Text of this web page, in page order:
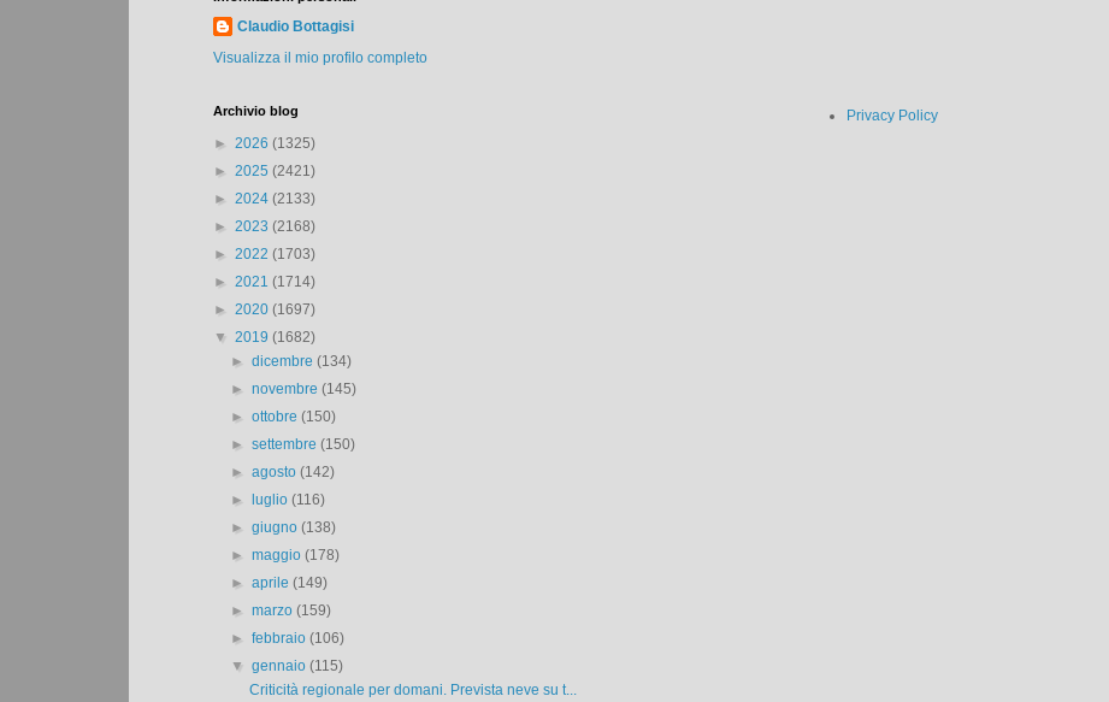
Claudio Bottagisi
Visualizza il mio profilo completo
Archivio blog
► 2026 (1325)
► 2025 (2421)
► 2024 (2133)
► 2023 (2168)
► 2022 (1703)
► 2021 (1714)
► 2020 (1697)
▼ 2019 (1682)
►dicembre(134)
►novembre(145)
►ottobre(150)
►settembre(150)
►agosto(142)
►
luglio(116)
►giugno(138)
►maggio(178)
►aprile(149)
►marzo(159)
►febbraio(106)
▼gennaio(115)
Criticità regionale per domani. Prevista neve su t...
Privacy Policy